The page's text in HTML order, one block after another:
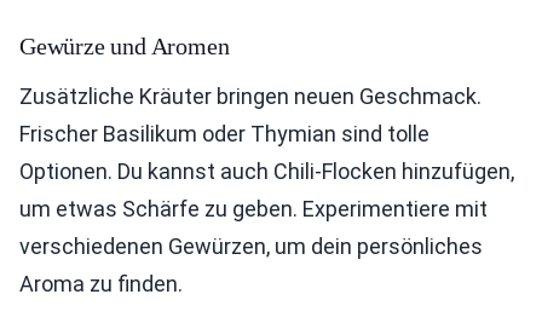
Gewürze und Aromen
Zusätzliche Kräuter bringen neuen Geschmack.
Frischer Basilikum oder Thymian sind tolle
Optionen. Du kannst auch Chili-Flocken hinzufügen,
um etwas Schärfe zu geben. Experimentiere mit
verschiedenen Gewürzen, um dein persönliches
Aroma zu finden.